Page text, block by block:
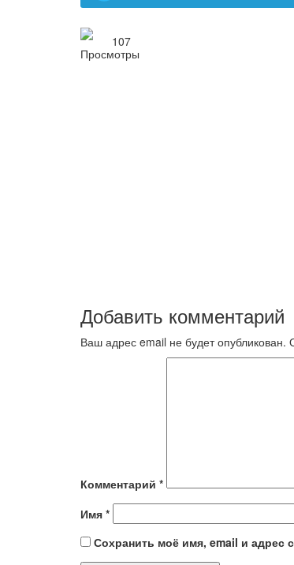
107
Добавить комментарий
Ваш адрес email не будет опубликован.
Комментарий *
Имя *
Сохранить моё имя, email и адрес